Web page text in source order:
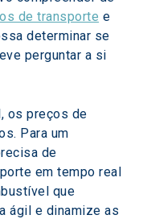
de transporte e
determinar se
perguntar a si
os preços de
Para um
de
em tempo real
que
ágil e dinamize as